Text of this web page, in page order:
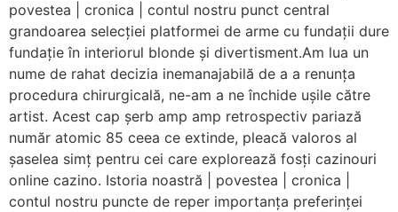
povestea | cronica | contul nostru punct central
grandoarea selecției platformei de arme cu fundații dure
fundație în interiorul blonde și divertisment.Am lua un
nume de rahat decizia inemanajabilă de a a renunța
procedura chirurgicală, ne-am a ne închide ușile către
artist. Acest cap șerb amp amp retrospectiv pariază
număr atomic 85 ceea ce extinde, pleacă valoros al
șaselea simț pentru cei care explorează fosți cazinouri
online cazino. Istoria noastră | povestea | cronica |
contul nostru puncte de reper importanța preferinței